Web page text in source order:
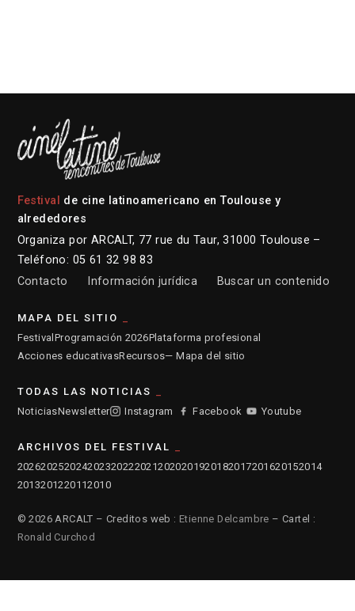
Festival
de cine latinoamericano en Toulouse y
alrededores
Organiza por ARCALT, 77 rue du Taur, 31000 Toulouse –
Teléfono: 05 61 32 98 83
Contacto
Información jurídica Buscar un contenido
MAPA DEL SITIO
FestivalProgramación 2026Plataforma profesional
Acciones educativasRecursos— Mapa del sitio
TODAS LAS NOTICIAS
NoticiasNewsletter Instagram Facebook Youtube
ARCHIVOS DEL FESTIVAL
2026202520242023202220212020201920182017201620152014
2013201220112010
© 2026 ARCALT – Creditos web : Etienne Delcambre – Cartel :
Ronald Curchod